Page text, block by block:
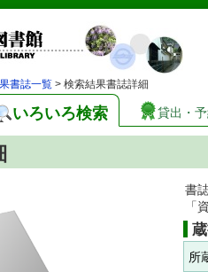
書誌一覧 > 検索結果書誌詳細
いろいろ検索 貸出・
書
「
所